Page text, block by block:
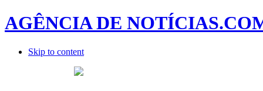
AGÊNCIA DE
Skip to content